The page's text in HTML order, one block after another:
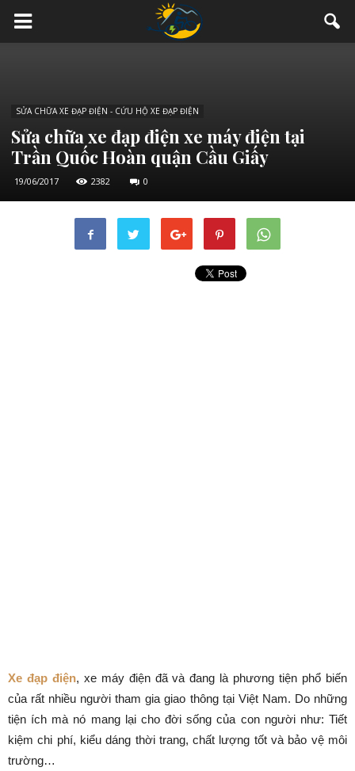
SỬA CHỮA XE ĐẠP ĐIỆN - CỨU HỘ XE ĐẠP ĐIỆN
Sửa chữa xe đạp điện xe máy điện tại
Trần Quốc Hoàn quận Cầu Giấy
19/06/2017 2382 0
Xe đạp điện, xe máy điện đã và đang là phương tiện phổ biến
của rất nhiều người tham gia giao thông tại Việt Nam. Do những
tiện ích mà nó mang lại cho đời sống của con người như: Tiết
kiệm chi phí, kiểu dáng thời trang, chất lượng tốt và bảo vệ môi
trường…